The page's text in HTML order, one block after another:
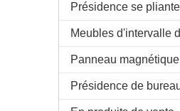
Panneau magnétique